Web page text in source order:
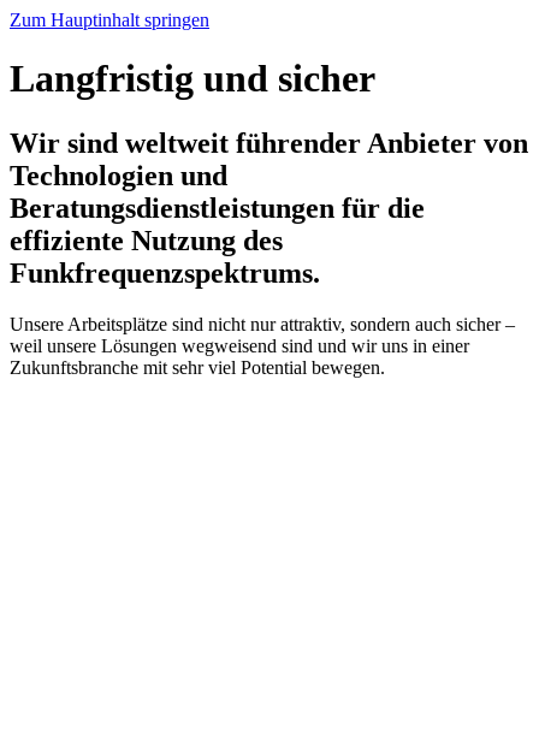
Zum Hauptinhalt springen
Langfristig und sicher
Wir sind weltweit führender Anbieter von
Technologien und
Beratungsdienstleistungen für die
effiziente Nutzung des
Funkfrequenzspektrums.
Unsere Arbeitsplätze sind nicht nur attraktiv, sondern auch sicher –
weil unsere Lösungen wegweisend sind und wir uns in einer
Zukunftsbranche mit sehr viel Potential bewegen.